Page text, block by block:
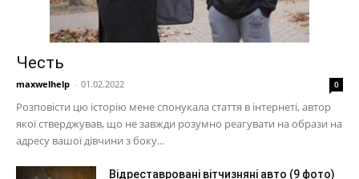
Честь
maxwelhelp - 01.02.2022 0
Розповісти цю історію мене спонукала стаття в інтернеті, автор
якої стверджував, що не завжди розумно реагувати на образи на
адресу вашої дівчини з боку...
Відреставровані вітчизняні авто (9 фото)